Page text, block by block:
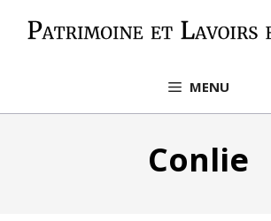
MENU
Conlie